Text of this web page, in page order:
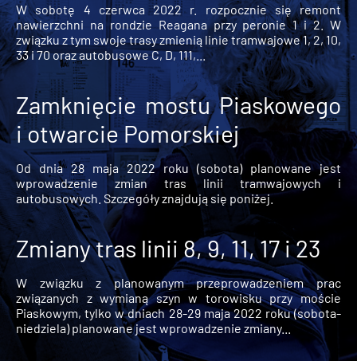
W sobotę 4 czerwca 2022 r. rozpocznie się remont
nawierzchni na rondzie Reagana przy peronie 1 i 2. W
związku z tym swoje trasy zmienią linie tramwajowe 1, 2, 10,
33 i 70 oraz autobusowe C, D, 111,...
Zamknięcie mostu Piaskowego
i otwarcie Pomorskiej
Od dnia 28 maja 2022 roku (sobota) planowane jest
wprowadzenie zmian tras linii tramwajowych i
autobusowych. Szczegóły znajdują się poniżej.
Zmiany tras linii 8, 9, 11, 17 i 23
W związku z planowanym przeprowadzeniem prac
związanych z wymianą szyn w torowisku przy moście
Piaskowym, tylko w dniach 28-29 maja 2022 roku (sobota-
niedziela) planowane jest wprowadzenie zmiany...